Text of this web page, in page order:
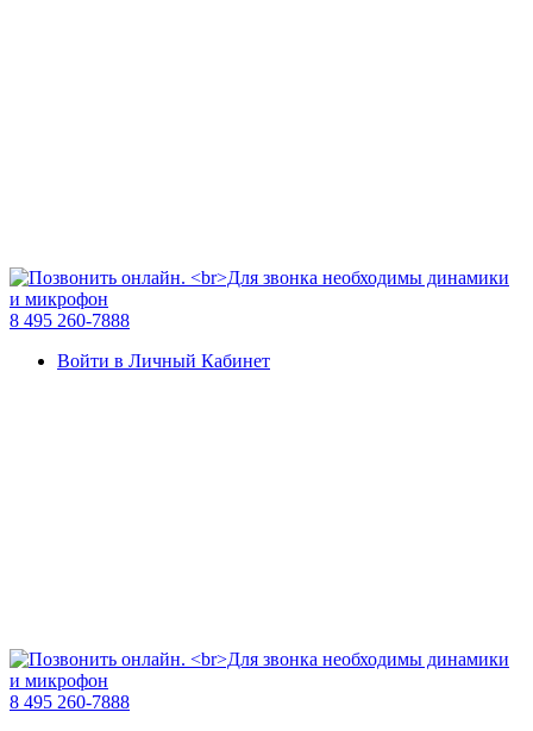
8 495 260-7888
Войти в Личный Кабинет
8 495 260-7888